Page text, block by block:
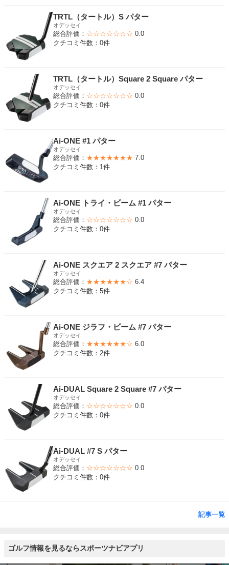
TRTL（タートル）S パター
オデッセイ
総合評価： ☆☆☆☆☆☆☆ 0.0
クチコミ件数：0件
TRTL（タートル）Square 2 Square パター
オデッセイ
総合評価： ☆☆☆☆☆☆☆ 0.0
クチコミ件数：0件
Ai-ONE #1 パター
オデッセイ
総合評価： ★★★★★★★ 7.0
クチコミ件数：1件
Ai-ONE トライ・ビーム #1 パター
オデッセイ
総合評価： ☆☆☆☆☆☆☆ 0.0
クチコミ件数：0件
Ai-ONE スクエア 2 スクエア #7 パター
オデッセイ
総合評価： ★★★★★★☆ 6.4
クチコミ件数：5件
Ai-ONE ジラフ・ビーム #7 パター
オデッセイ
総合評価： ★★★★★★☆ 6.0
クチコミ件数：2件
Ai-DUAL Square 2 Square #7 パター
オデッセイ
総合評価： ☆☆☆☆☆☆☆ 0.0
クチコミ件数：0件
Ai-DUAL #7 S パター
オデッセイ
総合評価： ☆☆☆☆☆☆☆ 0.0
クチコミ件数：0件
記事一覧
ゴルフ情報を見るならスポーツナビアプリ